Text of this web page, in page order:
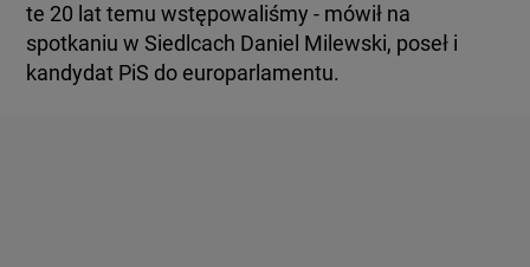
te 20 lat temu wstępowaliśmy - mówił na
spotkaniu w Siedlcach Daniel Milewski, poseł i
kandydat PiS do europarlamentu.